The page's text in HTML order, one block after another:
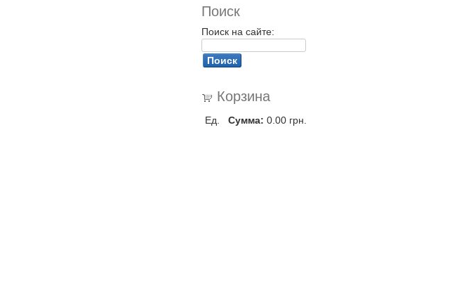
Поиск
Поиск на сайте:
Корзина
Ед. Сумма: 0.00 грн.